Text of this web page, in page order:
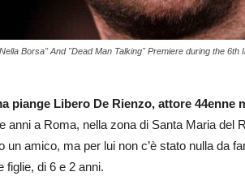
Borsa" And "Dead Man Talking" Premiere during the
piange Libero De Rienzo, attore 44enne
anni a Roma, nella zona di Santa Maria del
un amico, ma per lui non c’è stato nulla da
figlie, di 6 e 2 anni.